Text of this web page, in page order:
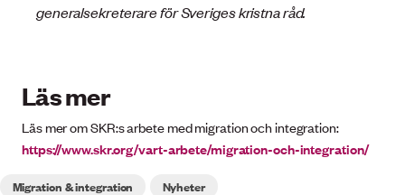
generalsekreterare för Sveriges kristna råd.
Läs mer
Läs mer om SKR:s arbete med migration och integration:
https://www.skr.org/vart-arbete/migration-och-integration/
Migration & integration Nyheter